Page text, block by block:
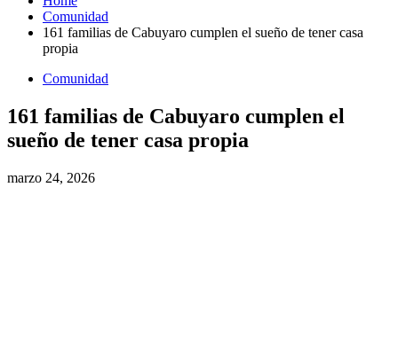
Comunidad
161 familias de Cabuyaro cumplen el sueño de tener casa
propia
Comunidad
161 familias de Cabuyaro cumplen el
sueño de tener casa propia
marzo 24, 2026